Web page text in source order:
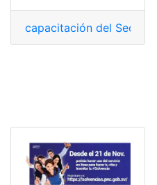
capacitación del Secap